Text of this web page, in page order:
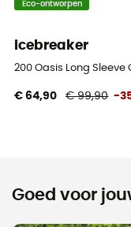
Eco-ontworpen
icebreaker
200 Oasis Long
€ 64,90 € 99,90 -
Goed voor